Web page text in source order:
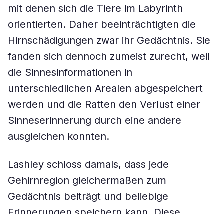
mit denen sich die Tiere im Labyrinth
orientierten. Daher beeinträchtigten die
Hirnschädigungen zwar ihr Gedächtnis. Sie
fanden sich dennoch zumeist zurecht, weil
die Sinnesinformationen in
unterschiedlichen Arealen abgespeichert
werden und die Ratten den Verlust einer
Sinneserinnerung durch eine andere
ausgleichen konnten.
Lashley schloss damals, dass jede
Gehirnregion gleichermaßen zum
Gedächtnis beiträgt und beliebige